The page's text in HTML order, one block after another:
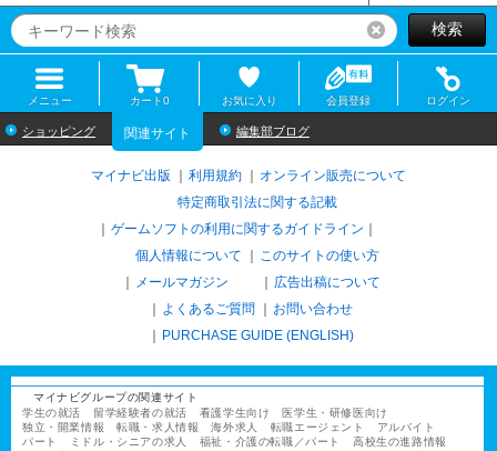
リセット検索
メニュー カート0 お気に入り 会員登録 ログイン
ショッピング 関連サイト 編集部ブログ
マイナビ出版 利用規約
オンライン販売について
特定商取引法に関する記載
ゲームソフトの利用に関するガイドライン
個人情報について
このサイトの使い方
メールマガジン
広告出稿について
よくあるご質問
お問い合わせ
PURCHASE GUIDE (ENGLISH)
マイナビグループの関連サイト
学生の就活
留学経験者の就活 看護学生向け
医学生・研修医向け
独立・開業情報
転職・求人情報 海外求人 転職エージェント
アルバイト
パート
ミドル・シニアの求人 福祉・介護の転職／パート
高校生の進路情報